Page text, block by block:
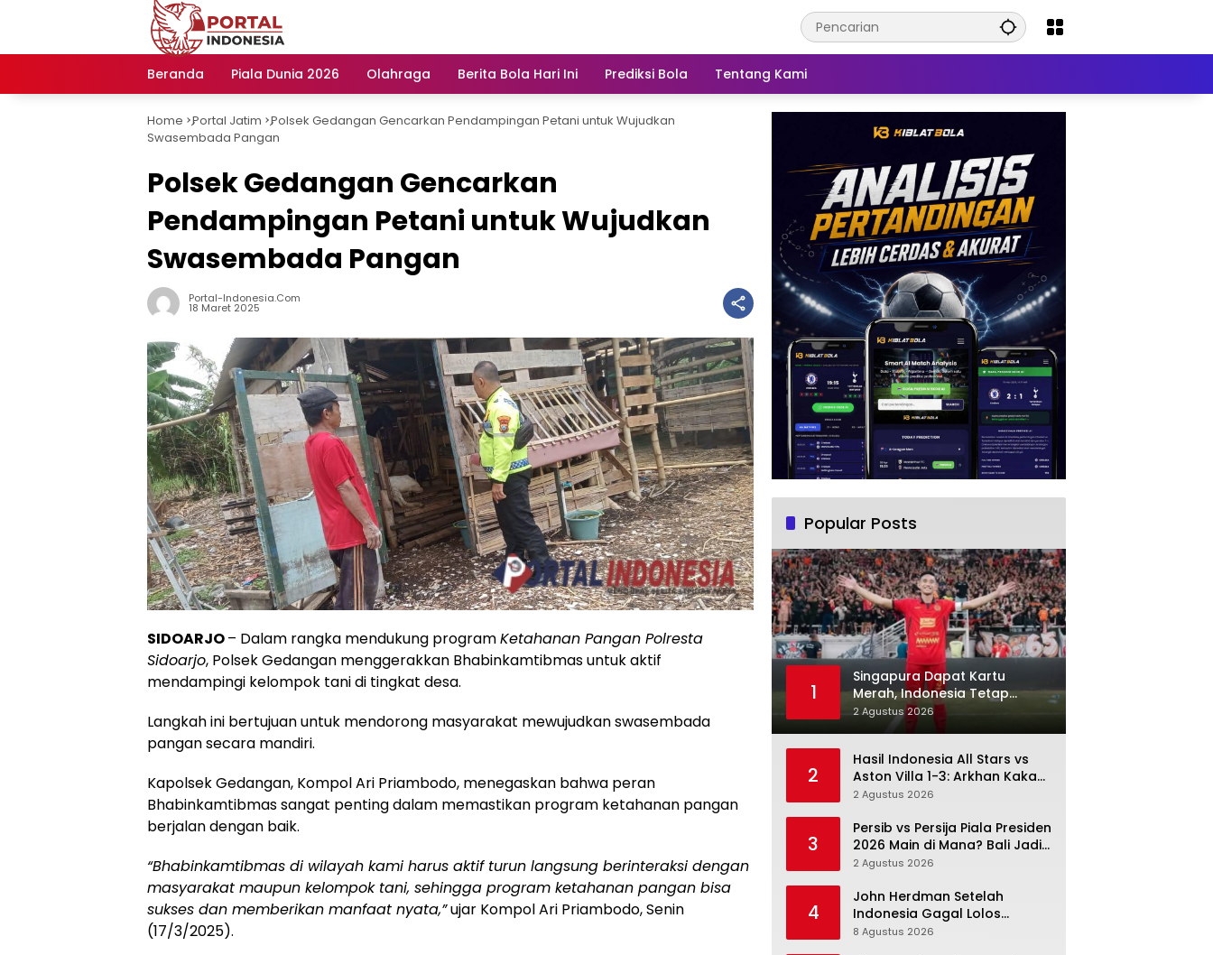
Beranda
Piala Dunia 2026 Olahraga Berita Bola Hari Ini Prediksi Bola Tentang Kami
Home -
Portal Jatim -
Polsek Gedangan Gencarkan Pendampingan Petani untuk Wujudkan
Swasembada Pangan
Polsek Gedangan Gencarkan
Pendampingan Petani untuk Wujudkan
Swasembada Pangan
Portal-Indonesia.com
18 Maret 2025
SIDOARJO– Dalam rangka mendukung programKetahanan Pangan Polresta
Sidoarjo, Polsek Gedangan menggerakkan Bhabinkamtibmas untuk aktif
mendampingi kelompok tani di tingkat desa.
Langkah ini bertujuan untuk mendorong masyarakat mewujudkan swasembada
pangan secara mandiri.
Kapolsek Gedangan, Kompol Ari Priambodo, menegaskan bahwa peran
Bhabinkamtibmas sangat penting dalam memastikan program ketahanan pangan
berjalan dengan baik.
“Bhabinkamtibmas di wilayah kami harus aktif turun langsung berinteraksi dengan
masyarakat maupun kelompok tani, sehingga program ketahanan pangan bisa
sukses dan memberikan manfaat nyata,”ujar Kompol Ari Priambodo, Senin
(17/3/2025).
Popular Posts
1
Singapura Dapat Kartu
Merah, Indonesia Tetap
Gagal Menang: Di Sini
Pertandingan Berbelok
2 Agustus 2026
2
Hasil Indonesia All Stars vs
Aston Villa 1-3: Arkhan Kaka
Balas, Villa Tetap Terlalu Rapi
2 Agustus 2026
3
Persib vs Persija Piala Presiden
2026 Main di Mana? Bali Jadi
Venue Semifinal, Ritmenya
2 Agustus 2026
4
John Herdman Setelah
Indonesia Gagal Lolos
Semifinal Piala AFF 2026:
8 Agustus 2026